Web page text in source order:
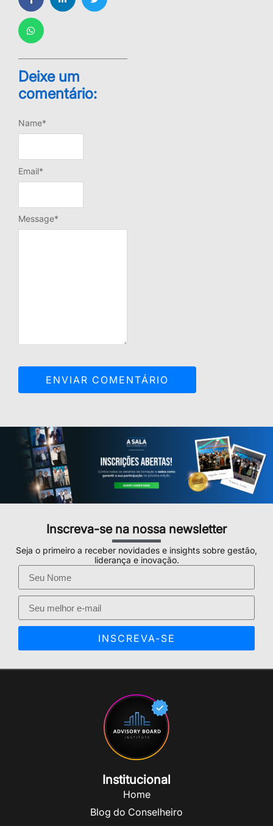
Deixe um
comentário:
Leave a Reply
Message*
Name*
Email*
Inscreva-se na nossa newsletter
Seja o primeiro a receber novidades e insights sobre gestão,
liderança e inovação.
INSCREVA-SE
Institucional
Home
Blog do Conselheiro